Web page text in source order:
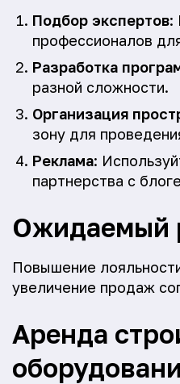
Подбор экспертов:
профессионалов
Разработка
разной сложности.
Организация
зону для
Реклама:
партнерства с
Ожидаемый
Повышение
увеличение продаж
Аренда